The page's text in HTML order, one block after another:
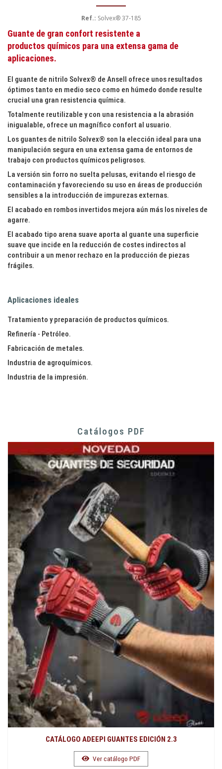
Ref.: Solvex® 37-185
Guante de gran confort resistente a
productos químicos para una extensa gama de
aplicaciones.
El guante de nitrilo Solvex® de Ansell ofrece unos resultados
óptimos tanto en medio seco como en húmedo donde resulte
crucial una gran resistencia química.
Totalmente reutilizable y con una resistencia a la abrasión
inigualable, ofrece un magnífico confort al usuario.
Los guantes de nitrilo Solvex® son la elección ideal para una
manipulación segura en una extensa gama de entornos de
trabajo con productos químicos peligrosos.
La versión sin forro no suelta pelusas, evitando el riesgo de
contaminación y favoreciendo su uso en áreas de producción
sensibles a la introducción de impurezas externas.
El acabado en rombos invertidos mejora aún más los niveles de
agarre.
El acabado tipo arena suave aporta al guante una superficie
suave que incide en la reducción de costes indirectos al
contribuir a un menor rechazo en la producción de piezas
frágiles.
Aplicaciones ideales
Tratamiento y preparación de productos químicos.
Refinería - Petróleo.
Fabricación de metales.
Industria de agroquímicos.
Industria de la impresión.
Catálogos PDF
CATÁLOGO ADEEPI GUANTES EDICIÓN 2.3
Ver catálogo PDF